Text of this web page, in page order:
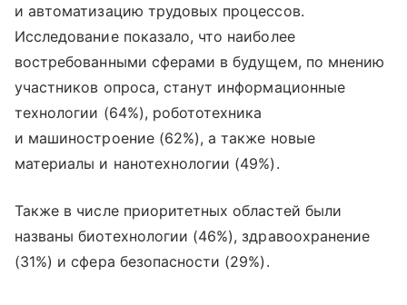
и автоматизацию трудовых процессов.
Исследование показало, что наиболее
востребованными сферами в будущем, по мнению
участников опроса, станут информационные
технологии (64%), робототехника
и машиностроение (62%), а также новые
материалы и нанотехнологии (49%).
Также в числе приоритетных областей были
названы биотехнологии (46%), здравоохранение
(31%) и сфера безопасности (29%).